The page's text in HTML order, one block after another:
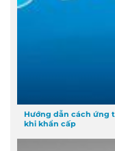
Hướng dẫn cách ứng
khi khẩn cấp